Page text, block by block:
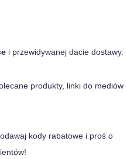
i przewidywanej dacie dostawy.
produkty, linki do mediów
kody rabatowe i proś o